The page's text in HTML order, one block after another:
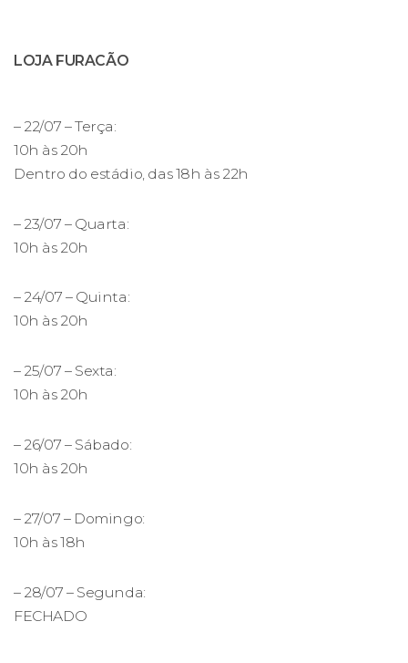
LOJA FURACÃO
– 22/07 – Terça:
10h às 20h
Dentro do estádio, das 18h às 22h
– 23/07 – Quarta:
10h às 20h
– 24/07 – Quinta:
10h às 20h
– 25/07 – Sexta:
10h às 20h
– 26/07 – Sábado:
10h às 20h
– 27/07 – Domingo:
10h às 18h
– 28/07 – Segunda:
FECHADO